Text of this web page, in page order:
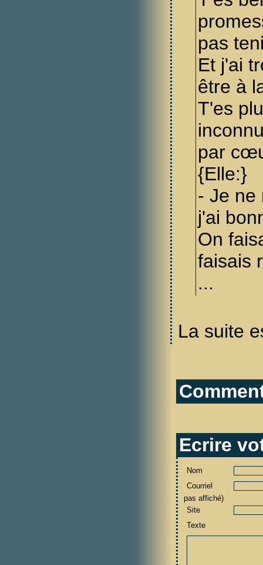
pas
Et j'ai
être à
T'es
par
{Elle:}
- Je ne
j'ai
On
faisais
...
La suite
Ecrire
Nom
Courriel
pas affiché)
Site
Texte